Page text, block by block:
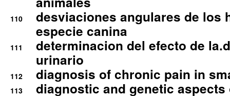
110
desviaciones angulares de los
especie canina
111
determinacion del efecto de
urinario
112 diagnosis of chronic pain in
113
diagnostic and genetic